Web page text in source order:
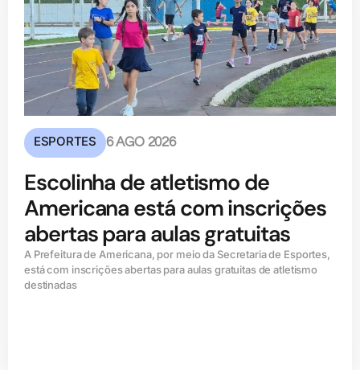
ESPORTES 6 AGO 2026
Escolinha de atletismo de
Americana está com inscrições
abertas para aulas gratuitas
A Prefeitura de Americana, por meio da Secretaria de Esportes,
está com inscrições abertas para aulas gratuitas de atletismo
destinadas